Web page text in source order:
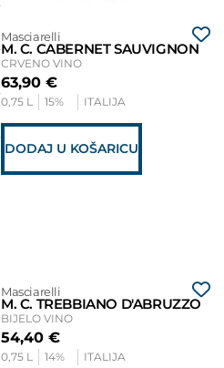
Masciarelli
M. C. CABERNET SAUVIGNON
CRVENO VINO
63,90 €
0,75 L 15% ITALIJA
DODAJ U KOŠARICU
Masciarelli
M. C. TREBBIANO D'ABRUZZO
BIJELO VINO
54,40 €
0,75 L 14% ITALIJA